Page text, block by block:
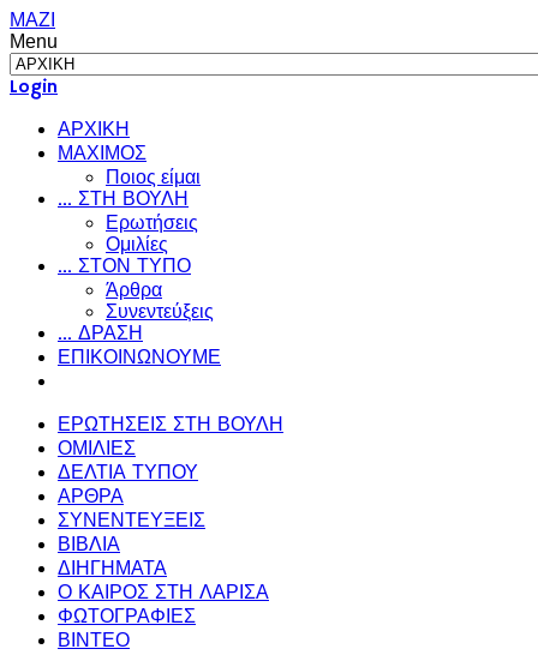
ΜΑΖΙ
Menu
Login
ΑΡΧΙΚΗ
ΜΑΧΙΜΟΣ
Ποιος είμαι
... ΣΤΗ ΒΟΥΛΗ
Ερωτήσεις
Ομιλίες
... ΣΤΟΝ ΤΥΠΟ
Άρθρα
Συνεντεύξεις
... ΔΡΑΣΗ
ΕΠΙΚΟΙΝΩΝΟΥΜΕ
ΕΡΩΤΗΣΕΙΣ ΣΤΗ ΒΟΥΛΗ
ΟΜΙΛΙΕΣ
ΔΕΛΤΙΑ ΤΥΠΟΥ
ΑΡΘΡΑ
ΣΥΝΕΝΤΕΥΞΕΙΣ
ΒΙΒΛΙΑ
ΔΙΗΓΗΜΑΤΑ
Ο ΚΑΙΡΟΣ ΣΤΗ ΛΑΡΙΣΑ
ΦΩΤΟΓΡΑΦΙΕΣ
ΒΙΝΤΕΟ